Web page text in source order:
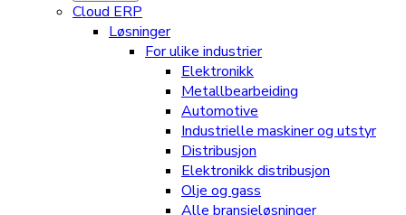
Cloud ERP
Løsninger
For ulike industrier
Elektronikk
Metallbearbeiding
Automotive
Industrielle maskiner og utstyr
Distribusjon
Elektronikk distribusjon
Olje og gass
Alle bransjeløsninger